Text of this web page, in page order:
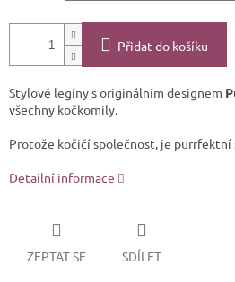
Přidat do košíku
Stylové legíny s originálním designem
všechny kočkomily.
Protože kočičí společnost, je purrfektní
Detailní informace
ZEPTAT SE SDÍLET